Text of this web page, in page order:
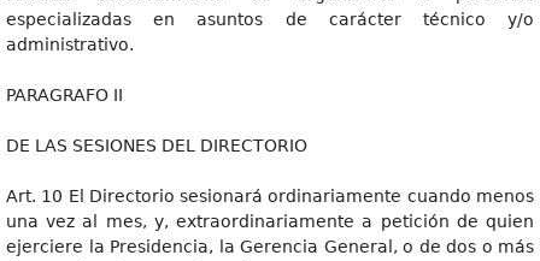
especializadas en asuntos de carácter técnico y/o
administrativo.
PARAGRAFO II
DE LAS SESIONES DEL DIRECTORIO
Art. 10 El Directorio sesionará ordinariamente cuando menos
una vez al mes, y, extraordinariamente a petición de quien
ejerciere la Presidencia, la Gerencia General, o de dos o más